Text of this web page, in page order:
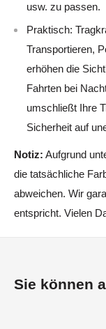
usw. zu passen.
Praktisch:
Transportieren,
erhöhen die
Fahrten bei
umschließt Ihre
Sicherheit auf
Notiz: Aufgrund
die tatsächliche
abweichen. Wir
entspricht. Vielen
Sie können